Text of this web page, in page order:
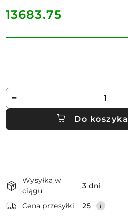
cena:
13683.75
Ilość
Do koszyka
i
dostawa
Wysyłka w
ciągu:
3 dni
Cena przesyłki: 25